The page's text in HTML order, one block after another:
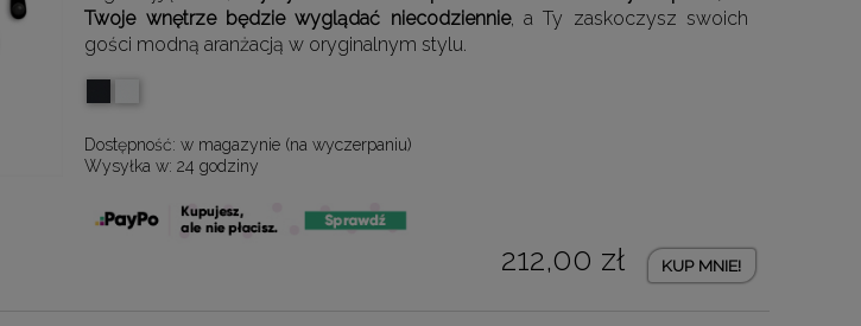
Twoje wnętrze będzie wyglądać niecodziennie, a Ty zaskoczysz swoich
gości modną aranżacją w oryginalnym stylu.
Dostępność: w magazynie (na wyczerpaniu)
Wysyłka w: 24 godziny
212,00 zł KUP MNIE!